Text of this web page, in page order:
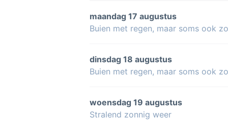
maandag 17 augustus
Buien met regen, maar soms ook
dinsdag 18 augustus
Buien met regen, maar soms ook
woensdag 19 augustus
Stralend zonnig weer